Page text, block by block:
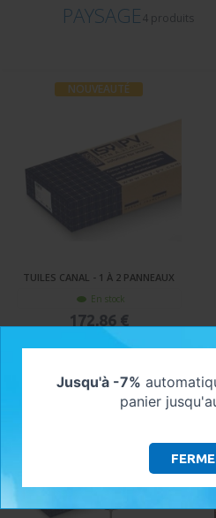
PAYSAGE4 produits
NOUVEAUTÉ
TUILES CANAL - 1 À 2 PANNEAUX
En stock
172,86 €
AJOUTER AU PANIER
NOUVEAUTÉ
Jusqu'à -7%
panier